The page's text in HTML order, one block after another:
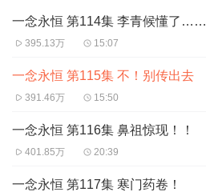
一念永恒 第114集 李青候懂了……
395.13万 15:07
一念永恒 第115集 不！别传出去
391.46万 15:50
一念永恒 第116集 鼻祖惊现！！
401.85万 20:39
一念永恒 第117集 寒门药卷！